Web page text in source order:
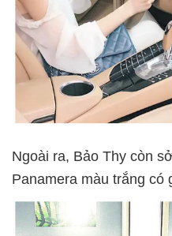
Ngoài ra, Bảo Thy còn
Panamera màu trắng có